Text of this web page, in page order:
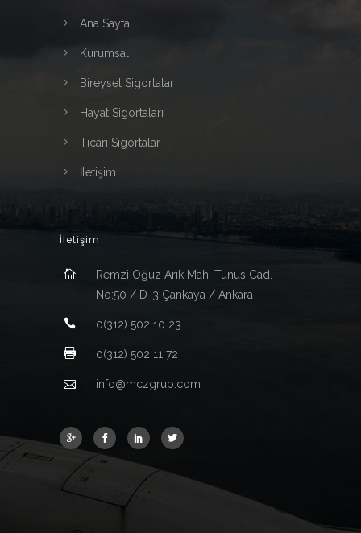
Ana Sayfa
Kurumsal
Bireysel Sigortalar
Hayat Sigortaları
Ticari Sigortalar
İletişim
İletişim
Remzi Oğuz Arık Mah. Tunus Cad.
No:50 / D-3 Çankaya / Ankara
0(312) 502 10 23
0(312) 502 11 72
info@mczgrup.com